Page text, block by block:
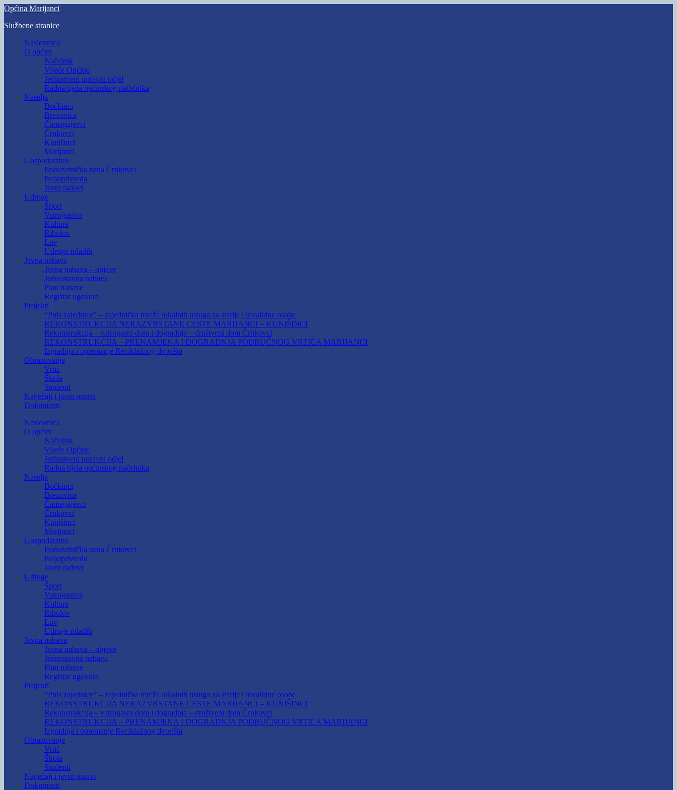
Skip
main
Općina Marijanci
Službene stranice
Toggle
mobile
Naslovnica
O općini
Načelnik
Vijeće Općine
Jedinstveni upravni odjel
Radna tijela općinskog načelnika
Naselja
Bočkinci
Brezovica
Čamagajevci
Črnkovci
Kunišinci
Marijanci
Gospodarstvo
Poduzetnička zona Črnkovci
Poljoprivreda
Javni radovi
Udruge
Šport
Vatrogastvo
Kultura
Ribolov
Lov
Udruge mladih
Javna nabava
Javna nabava – objave
Jednostavna nabava
Plan nabave
Registar ugovora
Projekti
“Puls zajednice” – zajednička mreža lokalnih usluga za starije i invalidne osobe
REKONSTRUKCIJA NERAZVRSTANE CESTE MARIJANCI – KUNIŠINCI
Rekonstrukcija – vatrogasni dom i dogradnja – društveni dom Črnkovci
REKONSTRUKCIJA – PRENAMJENA I DOGRADNJA PODRUČNOG VRTIĆA MARIJANCI
Izgradnja i opremanje Reciklažnog dvorišta
Obrazovanje
Vrtić
Škola
Studenti
Natječaji i javni pozivi
Dokumenti
Naslovnica
O općini
Načelnik
Vijeće Općine
Jedinstveni upravni odjel
Radna tijela općinskog načelnika
Naselja
Bočkinci
Brezovica
Čamagajevci
Črnkovci
Kunišinci
Marijanci
Gospodarstvo
Poduzetnička zona Črnkovci
Poljoprivreda
Javni radovi
Udruge
Šport
Vatrogastvo
Kultura
Ribolov
Lov
Udruge mladih
Javna nabava
Javna nabava – objave
Jednostavna nabava
Plan nabave
Registar ugovora
Projekti
“Puls zajednice” – zajednička mreža lokalnih usluga za starije i invalidne osobe
REKONSTRUKCIJA NERAZVRSTANE CESTE MARIJANCI – KUNIŠINCI
Rekonstrukcija – vatrogasni dom i dogradnja – društveni dom Črnkovci
REKONSTRUKCIJA – PRENAMJENA I DOGRADNJA PODRUČNOG VRTIĆA MARIJANCI
Izgradnja i opremanje Reciklažnog dvorišta
Obrazovanje
Vrtić
Škola
Studenti
Natječaji i javni pozivi
Dokumenti